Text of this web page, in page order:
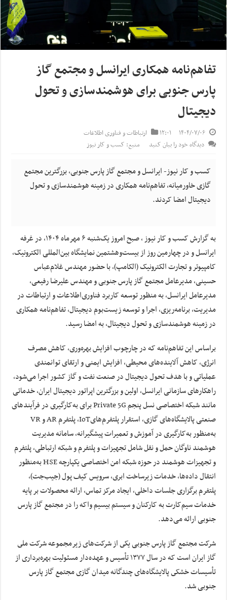
تفاهم‌نامه همکاری ایرانسل و مجتمع گاز
پارس جنوبی برای هوشمندسازی و تحول
دیجیتال
۱۴۰۴/۰۷/۰۶ ۱۲:۰۱
ارتباطات و فناوری اطلاعات
دیدگاه خود را بیان کنید
منبع: کسب و کار نیوز
کسب و کار نیوز- ایرانسل و مجتمع گاز پارس جنوبی، بزرگترین مجتمع
گازی خاورمیانه، تفاهم‌نامه همکاری در زمینه هوشمندسازی و تحول
دیجیتال امضا کردند.
به گزارش کسب و کار نیوز ، صبح امروز ‌یک‌شنبه ۶ مهرماه ۱۴۰۴، در غرفه
ایرانسل و در چهارمین روز از بیست‌وهشتمین نمایشگاه بین‌المللی الکترونیک،
کامپیوتر و تجارت الکترونیک (الکامپ)، با حضور مهندس غلام‌عباس
حسینی، مدیرعامل مجتمع گاز پارس جنوبی و مهندس علیرضا رفیعی،
مدیرعامل ایرانسل، به منظور توسعه کاربرد فناوری‌اطلاعات و ارتباطات در
مدیریت، برنامه‌ریزی، اجرا و توسعه زیست‌بوم دیجیتال، تفاهم‌نامه همکاری
در زمینه هوشمندسازی و تحول دیجیتال، به امضا رسید.
براساس این تفاهم‌نامه که در چارچوب افزایش بهره‌وری، کاهش مصرف
انرژی، کاهش آلاینده‌های محیطی، افزایش ایمنی و ارتقای توانمندی
عملیاتی و با هدف تحول دیجیتال در صنعت نفت و گاز کشور اجرا می‌شود،
راهکارهای سازمانی ایرانسل، اولین و بزرگترین اپراتور دیجیتال ایران، خدماتی
مانند شبکه اختصاصی نسل پنجم Private 5G برای به‌کارگیری در فرآیندهای
صنعتی پالایشگاه‌های گازی، استقرار پلتفرم‌هایIoT، پلتفرم AR و VR
به‌منظور به‌کارگیری در آموزش و تعمیرات پیشگیرانه، سامانه مدیریت
هوشمند ناوگان حمل و نقل شامل تجهیزات و پلتفرم و شبکه ارتباطی، پلتفرم
و تجهیزات هوشمند در حوزه شبکه امن اختصاصی یکپارچه HSE به‌منظور
انتقال داده‌ها، خدمات زیرساخت ابری، سرویس کیف پول (جیب‌جت)،
پلتفرم برگزاری جلسات داخلی، ایجاد مرکز تماس، ارائه محصولات بر پایه
خدمات سیم‌کارت به کارکنان و سیستم بیسیم واکه را در مجتمع گاز پارس
جنوبی ارائه می‌دهد.
شرکت مجتمع گاز پارس جنوبی یکى از شرکت‌هاى زیرمجموعه شرکت ملى
گاز ایران است که در سال ۱۳۷۷ تأسیس و عهده‌دار مسئولیت بهره‌بردارى از
تأسیسات خشکى پالایشگاه‌هاى چندگانه میدان گازى مجتمع گاز پارس
جنوبی شد.